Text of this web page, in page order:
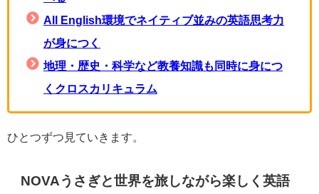
All English環境でネイティブ並みの英語思考力
が身につく
地理・歴史・科学など教養知識も同時に身につ
くクロスカリキュラム
ひとつずつ見ていきます。
NOVAうさぎと世界を旅しながら楽しく英語